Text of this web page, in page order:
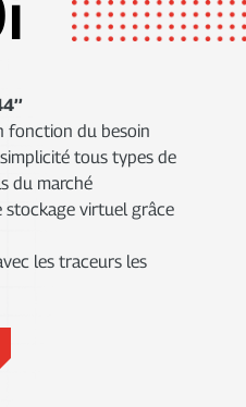
fonction du besoin
tous types de
du marché
stockage virtuel grâce
les traceurs les